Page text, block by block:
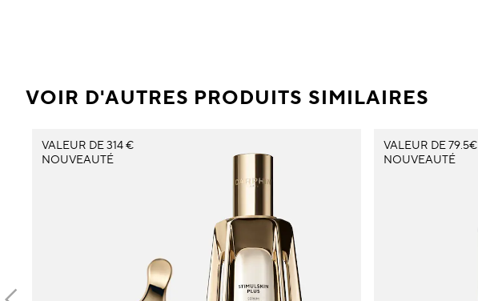
VOIR D'AUTRES PRODUITS SIMILAIRES
VALEUR DE 314 €
NOUVEAUTÉ
VALEUR DE 79.5€
NOUVEAUTÉ